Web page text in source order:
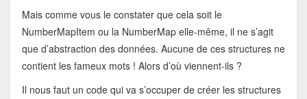
Mais comme vous le constater que cela soit le
NumberMapItem ou la NumberMap elle-même, il ne s’agit
que d’abstraction des données. Aucune de ces structures ne
contient les fameux mots ! Alors d’où viennent-ils ?
Il nous faut un code qui va s’occuper de créer les structures